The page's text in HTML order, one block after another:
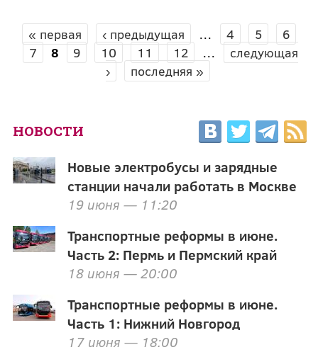
СТРАНИЦЫ
« первая ‹ предыдущая … 4 5
6
7
8 9 10 11 12 …
следующая
›
последняя »
НОВОСТИ
Новые электробусы и зарядные
станции начали работать в Москве
19 июня — 11:20
Транспортные реформы в июне.
Часть 2: Пермь и Пермский край
18 июня — 20:00
Транспортные реформы в июне.
Часть 1: Нижний Новгород
17 июня — 18:00